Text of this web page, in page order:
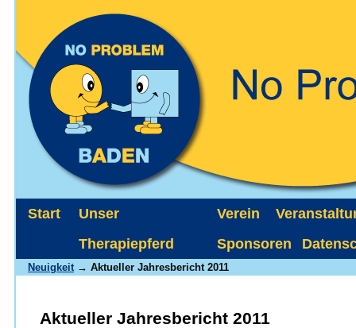
Start
Unser
Therapiepferd
Verein
Sponsoren
Neuigkeit → Aktueller Jahresbericht 2011
Aktueller Jahresbericht 2011